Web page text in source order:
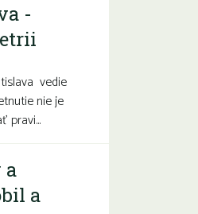
-
vedie
nie je
pravi...
a
a